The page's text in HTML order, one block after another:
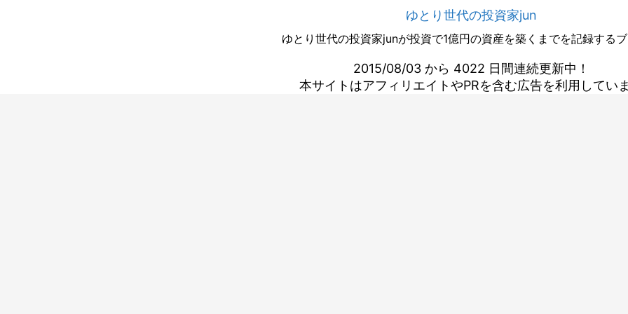
ゆとり世代の投資家jun
ゆとり世代の投資家junが投資で1億円の資産を築くまでを記録するブ
2015/08/03 から 4022 日間連続更新中！
本サイトはアフィリエイトやPRを含む広告を利用してい